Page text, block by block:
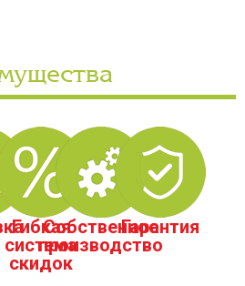
Гибкая
система
скидок
Собственное
производство
Гарантия